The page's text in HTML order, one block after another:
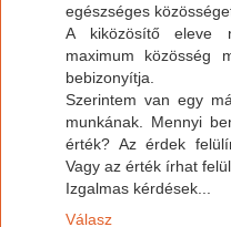
egészséges
A kiközösítő eleve
maximum közösség
bebizonyítja.
Szerintem van egy
munkának. Mennyi
érték? Az érdek
Vagy az érték írhat
Izgalmas kérdések...
Válasz